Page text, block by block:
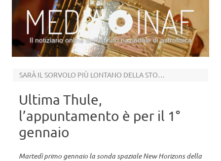
Il notiziario online dell’Istituto nazionale di astrofisica
SARÀ IL SORVOLO PIÙ LONTANO DELLA STORIA
Ultima Thule,
l’appuntamento è per il 1°
gennaio
Martedì primo gennaio la sonda spaziale New Horizons della